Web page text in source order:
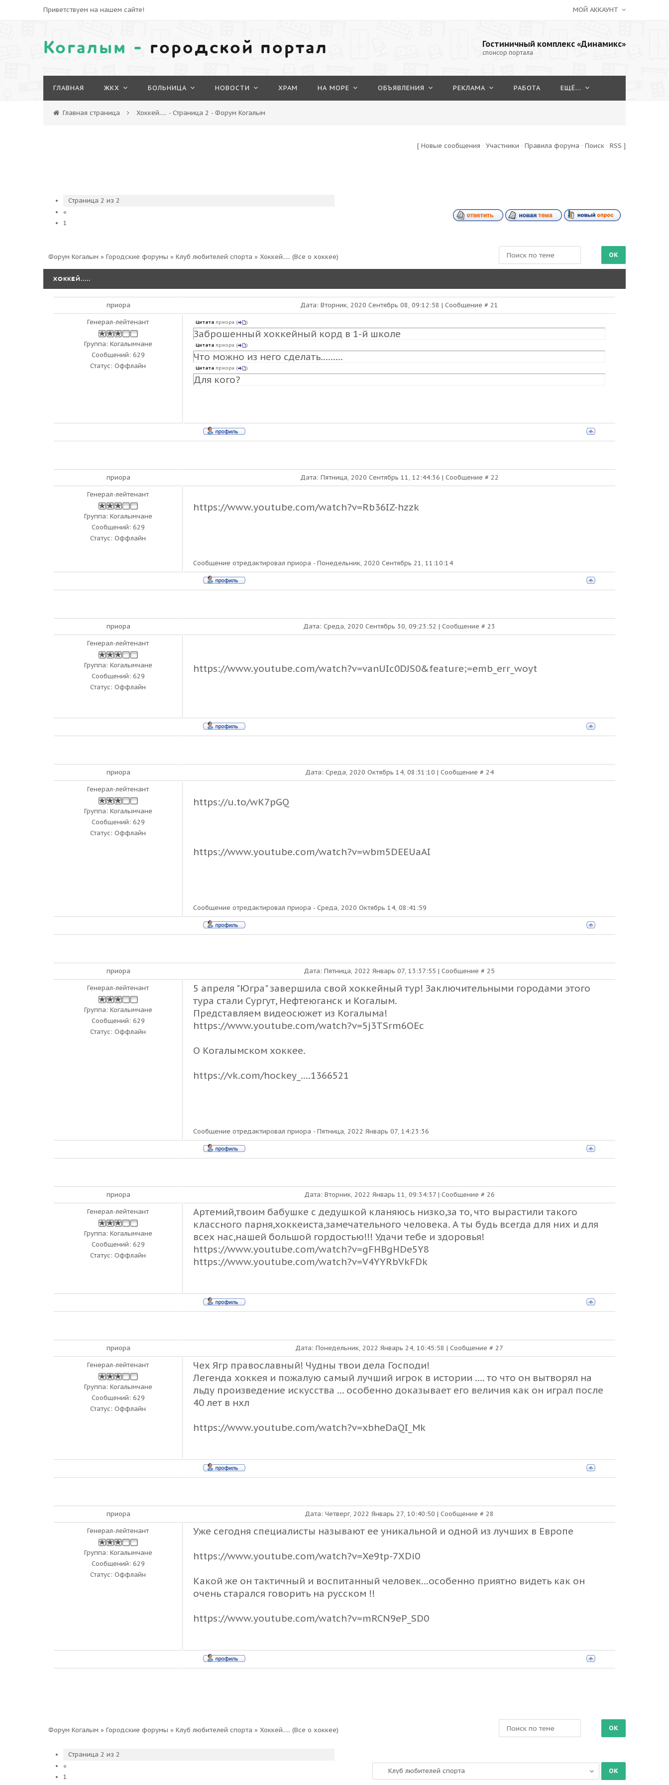
Приветствуем на нашем сайте! МОЙ АККАУНТ
Когалым - городской портал Гостиничный комплекс «Динамикс»
спонсор портала
ГЛАВНАЯ ЖКХ БОЛЬНИЦА НОВОСТИ ХРАМ НА МОРЕ ОБЪЯВЛЕНИЯ РЕКЛАМА РАБОТА ЕЩЁ...
Главная страница Хоккей..... - Страница 2 - Форум Когалым
[ Новые сообщения · Участники · Правила форума · Поиск · RSS ]
Страница 2 из 2
«
1
Форум Когалым » Городские форумы » Клуб любителей спорта » Хоккей..... (Все о хоккее)
ХОККЕЙ.....
приора Дата: Вторник, 2020 Сентябрь 08, 09:12:58 | Сообщение # 21
Генерал-лейтенант
Группа: Когалымчане
Сообщений: 629
Статус: Оффлайн
Цитата приора ( )
Заброшенный хоккейный корд в 1-й школе
Цитата приора ( )
Что можно из него сделать...…...
Цитата приора ( )
Для кого?
приора Дата: Пятница, 2020 Сентябрь 11, 12:44:36 | Сообщение # 22
Генерал-лейтенант
Группа: Когалымчане
Сообщений: 629
Статус: Оффлайн
https://www.youtube.com/watch?v=Rb36IZ-hzzk
Сообщение отредактировал приора - Понедельник, 2020 Сентябрь 21, 11:10:14
приора Дата: Среда, 2020 Сентябрь 30, 09:23:52 | Сообщение # 23
Генерал-лейтенант
Группа: Когалымчане
Сообщений: 629
Статус: Оффлайн
https://www.youtube.com/watch?v=vanUIc0DJS0&feature;=emb_err_woyt
приора Дата: Среда, 2020 Октябрь 14, 08:31:10 | Сообщение # 24
Генерал-лейтенант
Группа: Когалымчане
Сообщений: 629
Статус: Оффлайн
https://u.to/wK7pGQ
https://www.youtube.com/watch?v=wbm5DEEUaAI
Сообщение отредактировал приора - Среда, 2020 Октябрь 14, 08:41:59
приора Дата: Пятница, 2022 Январь 07, 13:37:55 | Сообщение # 25
Генерал-лейтенант
Группа: Когалымчане
Сообщений: 629
Статус: Оффлайн
5 апреля "Югра" завершила свой хоккейный тур! Заключительными городами этого
тура стали Сургут, Нефтеюганск и Когалым.
Представляем видеосюжет из Когалыма!
https://www.youtube.com/watch?v=5j3TSrm6OEc
О Когалымском хоккее.
https://vk.com/hockey_....1366521
Сообщение отредактировал приора - Пятница, 2022 Январь 07, 14:23:36
приора Дата: Вторник, 2022 Январь 11, 09:34:37 | Сообщение # 26
Генерал-лейтенант
Группа: Когалымчане
Сообщений: 629
Статус: Оффлайн
Артемий,твоим бабушке с дедушкой кланяюсь низко,за то, что вырастили такого
классного парня,хоккеиста,замечательного человека. А ты будь всегда для них и для
всех нас,нашей большой гордостью!!! Удачи тебе и здоровья!
https://www.youtube.com/watch?v=gFHBgHDe5Y8
https://www.youtube.com/watch?v=V4YYRbVkFDk
приора Дата: Понедельник, 2022 Январь 24, 10:45:58 | Сообщение # 27
Генерал-лейтенант
Группа: Когалымчане
Сообщений: 629
Статус: Оффлайн
Чех Ягр православный! Чудны твои дела Господи!
Легенда хоккея и пожалую самый лучший игрок в истории .... то что он вытворял на
льду произведение искусства ... особенно доказывает его величия как он играл после
40 лет в нхл
https://www.youtube.com/watch?v=xbheDaQI_Mk
приора Дата: Четверг, 2022 Январь 27, 10:40:50 | Сообщение # 28
Генерал-лейтенант
Группа: Когалымчане
Сообщений: 629
Статус: Оффлайн
Уже сегодня специалисты называют ее уникальной и одной из лучших в Европе
https://www.youtube.com/watch?v=Xe9tp-7XDi0
Какой же он тактичный и воспитанный человек...особенно приятно видеть как он
очень старался говорить на русском !!
https://www.youtube.com/watch?v=mRCN9eP_SD0
Форум Когалым » Городские форумы » Клуб любителей спорта » Хоккей..... (Все о хоккее)
Страница 2 из 2
«
1